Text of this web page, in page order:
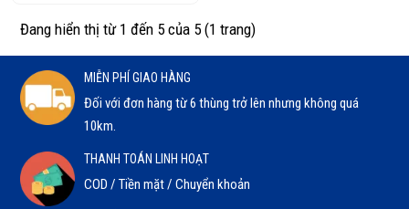
Đang hiển thị từ 1 đến 5 của 5 (1 trang)
MIỄN PHÍ GIAO HÀNG
Đối với đơn hàng từ 6 thùng trở lên nhưng không quá
10km.
THANH TOÁN LINH HOẠT
COD / Tiền mặt / Chuyển khoản